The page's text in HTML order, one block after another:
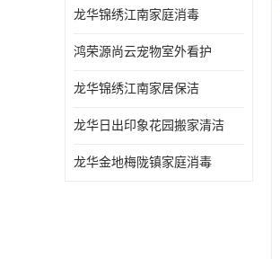
龙华锦绣江南家庭消毒
鸿荣源尚云宠物室外看护
龙华锦绣江南家居保洁
龙华日出印象花园搬家清洁
龙华金地梅陇镇家庭消毒